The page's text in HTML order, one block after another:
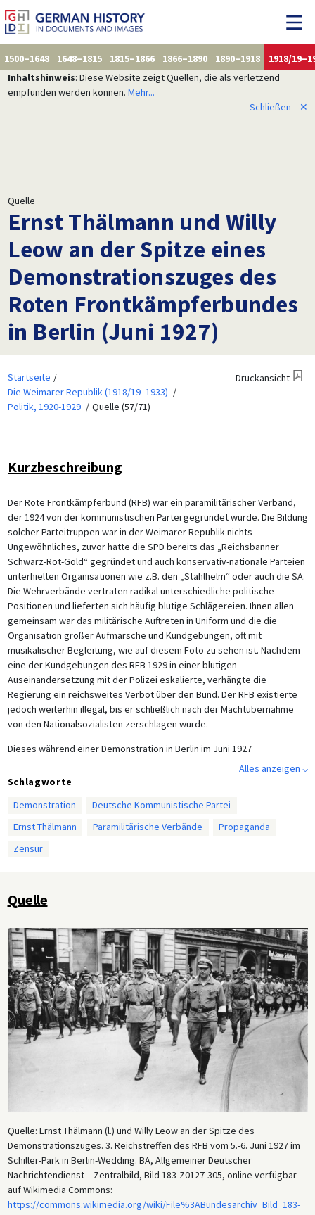
1500–1648 1648–1815 1815–1866 1866–1890 1890–1918
1918/
Inhaltshinweis: Diese Website zeigt Quellen, die als verletzend
empfunden werden können. Mehr...
Schließen
✕
Quelle
Ernst Thälmann und Willy
Leow an der Spitze eines
Demonstrationszuges des
Roten Frontkämpferbundes
in Berlin (Juni 1927)
Startseite
Die Weimarer Republik (1918/19–1933)
Politik, 1920-1929
Quelle (57/71)
Druckansicht
Kurzbeschreibung
Der Rote Frontkämpferbund (RFB) war ein paramilitärischer Verband,
der 1924 von der kommunistischen Partei gegründet wurde. Die Bildung
solcher Parteitruppen war in der Weimarer Republik nichts
Ungewöhnliches, zuvor hatte die SPD bereits das „Reichsbanner
Schwarz-Rot-Gold“ gegründet und auch konservativ-nationale Parteien
unterhielten Organisationen wie z.B. den „Stahlhelm“ oder auch die SA.
Die Wehrverbände vertraten radikal unterschiedliche politische
Positionen und lieferten sich häufig blutige Schlägereien. Ihnen allen
gemeinsam war das militärische Auftreten in Uniform und die die
Organisation großer Aufmärsche und Kundgebungen, oft mit
musikalischer Begleitung, wie auf diesem Foto zu sehen ist. Nachdem
eine der Kundgebungen des RFB 1929 in einer blutigen
Auseinandersetzung mit der Polizei eskalierte, verhängte die
Regierung ein reichsweites Verbot über den Bund. Der RFB existierte
jedoch weiterhin illegal, bis er schließlich nach der Machtübernahme
von den Nationalsozialisten zerschlagen wurde.
Dieses während einer Demonstration in Berlin im Juni 1927
aufgenommene Bild zeigt den Vorsitzenden des RFB und der KPD,
Ernst Thälmann (links), und Willy Leow (rechts), den 2. Vorsitzenden des
Tischler aus Brandenburg, stammte wie Thälmann aus dem
Arbeitermilieu. Wie für zahlreiche andere deutsche Kommunisten
Gewerkschaften und führte über die USPD schließlich in die KPD, zu
Angesichts der Kommunistenverfolgung der Nationalsozialisten
flüchtete er 1933 aus Deutschland zunächst nach Frankreich und
schließlich in die Sowjetunion. Dort wurde er jedoch 1936 während der
Stalinistischen Säuberungen vom NKWD verhaftet ein Jahr später
wegen „Organisation einer trotzkistisch-terroristischen Gruppe“ zum
Tode verurteilt und erschossen. Im Gegensatz zu Thälmann, der in der
DDR als Held des kommunistischen Widerstands gefeiert wurde,
passte Loews Ende nicht in die DDR-Geschichtsschreibung, weshalb er
in offiziellen Publikationen gewöhnlich aus diesem Foto
herausretuschiert wurde.
Alles anzeigen ⌵
Schlagworte
Demonstration
Deutsche Kommunistische Partei
Ernst Thälmann
Paramilitärische Verbände
Propaganda
Zensur
Quelle
Quelle: Ernst Thälmann (l.) und Willy Leow an der Spitze des
Demonstrationszuges. 3. Reichstreffen des RFB vom 5.-6. Juni 1927 im
Schiller-Park in Berlin-Wedding. BA, Allgemeiner Deutscher
Nachrichtendienst – Zentralbild, Bild 183-Z0127-305, online verfügbar
auf Wikimedia Commons:
https://commons.wikimedia.org/wiki/File%3ABundesarchiv_Bild_183-